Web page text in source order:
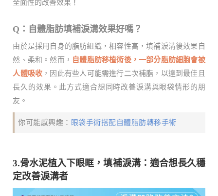
全面性的改善效果！
Q：自體脂肪填補淚溝效果好嗎？
由於是採用自身的脂肪組織，相容性高，填補淚溝後效果自
然、柔和。然而，
自體脂肪移植術後，一部分脂肪細胞會被
人體吸收 ，因此有些人可能需進行二次補脂，以達到最佳且
長久的效果。此方式適合想同時改善淚溝與眼袋情形的朋
友。
你可能感興趣： 眼袋手術搭配自體脂肪轉移手術
3.骨水泥植入下眼眶，填補淚溝：適合想長久穩
定改善淚溝者